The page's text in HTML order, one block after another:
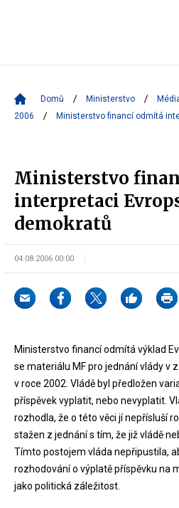
Domů Ministerstvo
2006
Ministerstvo financí odmítá
Ministerstvo
interpretaci
demokratů
04.08.2006 00:00
Ministerstvo financí odmítá výklad
se materiálu MF pro jednání vlády v
v roce 2002. Vládě byl předložen
příspěvek vyplatit, nebo nevyplatit.
rozhodla, že o této věci jí nepřísluší
stažen z jednání s tím, že již vládě
Tímto postojem vláda nepřipustila,
rozhodování o výplatě příspěvku na
jako politická záležitost.